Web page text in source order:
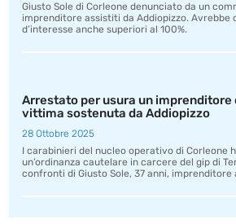
Giusto Sole di Corleone denunciato da un
imprenditore assistiti da Addiopizzo. Avrebbe
d’interesse anche superiori al 100%.
Arrestato per usura un imprenditore
vittima sostenuta da Addiopizzo
28 Ottobre 2025
I carabinieri del nucleo operativo di Corleone
un’ordinanza cautelare in carcere del gip di
confronti di Giusto Sole, 37 anni, imprenditore